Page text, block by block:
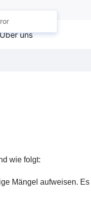
Über uns
wie folgt:
Mängel aufweisen.